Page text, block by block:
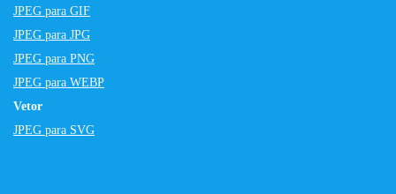
JPEG para GIF
JPEG para JPG
JPEG para PNG
JPEG para WEBP
Vetor
JPEG para SVG